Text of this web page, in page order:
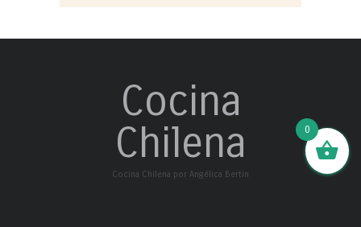
Cocina
Chilena
Cocina Chilena por Angélica Bertin
0